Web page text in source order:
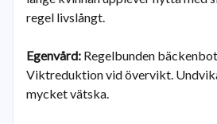
regel livslångt.
Egenvård: Regelbunden
Viktreduktion vid övervikt.
mycket vätska.